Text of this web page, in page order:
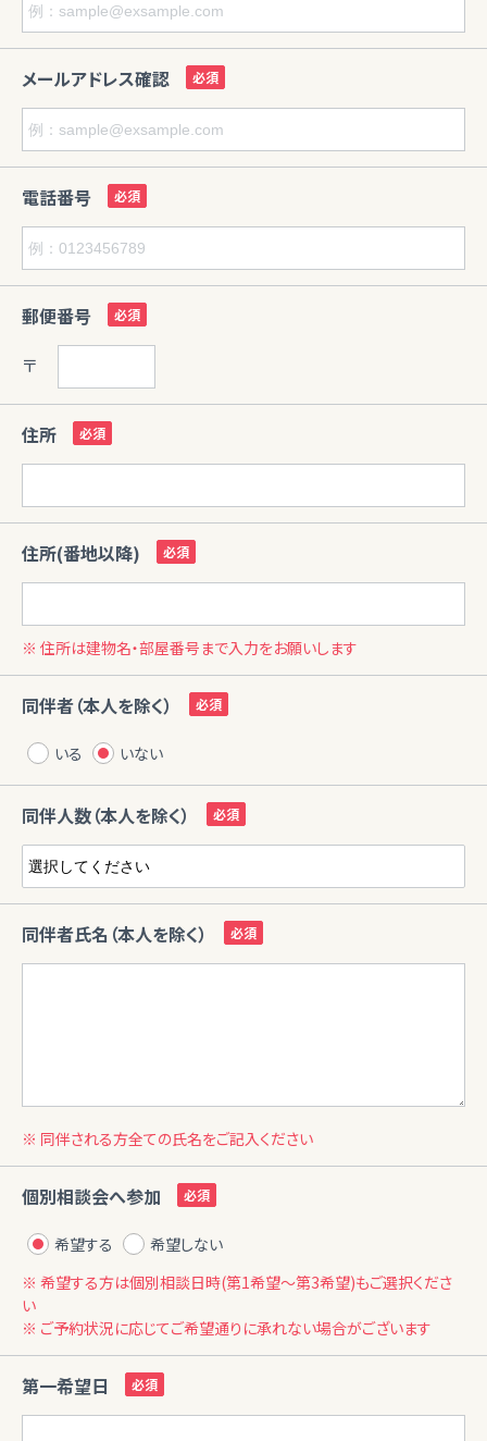
メールアドレス確認
電話番号
郵便番号
〒
住所
住所(番地以降)
※ 住所は建物名・部屋番号まで入力をお願いします
同伴者（本人を除く）
いる いない
同伴人数（本人を除く）
同伴者氏名（本人を除く）
※ 同伴される方全ての氏名をご記入ください
個別相談会へ参加
希望する
希望しない
※ 希望する方は個別相談日時(第1希望〜第3希望)もご選択くださ
い
※ ご予約状況に応じてご希望通りに承れない場合がございます
第一希望日